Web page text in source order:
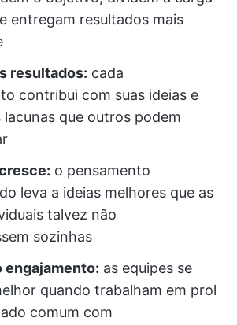
entregam resultados mais
resultados: cada
contribui com suas ideias e
lacunas que outros podem
o pensamento
leva a ideias melhores que as
talvez não
sozinhas
engajamento: as equipes se
quando trabalham em prol
comum com